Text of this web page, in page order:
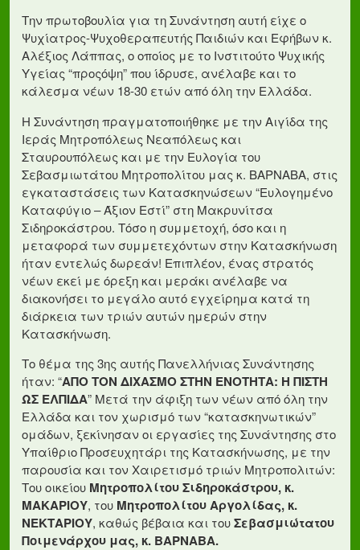
Την πρωτοβουλία για τη Συνάντηση αυτή είχε ο
Ψυχίατρος-Ψυχοθεραπευτής Παιδιών και Εφήβων κ.
Αλέξιος Λάππας, ο οποίος με το Ινστιτούτο Ψυχικής
Υγείας “προςόψη” που ίδρυσε, ανέλαβε και το
κάλεσμα νέων 18-30 ετών από όλη την Ελλάδα.
Η Συνάντηση πραγματοποιήθηκε με την Αιγίδα της
Ιεράς Μητροπόλεως Νεαπόλεως και
Σταυρουπόλεως και με την Ευλογία του
Σεβασμιωτάτου Μητροπολίτου μας κ. ΒΑΡΝΑΒΑ, στις
εγκαταστάσεις των Κατασκηνώσεων “Ευλογημένο
Καταφύγιο – Άξιον Εστί” στη Μακρυνίτσα
Σιδηροκάστρου. Τόσο η συμμετοχή, όσο και η
μεταφορά των συμμετεχόντων στην Κατασκήνωση
ήταν εντελώς δωρεάν! Επιπλέον, ένας στρατός
νέων εκεί με όρεξη και μεράκι ανέλαβε να
διακονήσει το μεγάλο αυτό εγχείρημα κατά τη
διάρκεια των τριών αυτών ημερών στην
Κατασκήνωση.
Το θέμα της 3ης αυτής Πανελλήνιας Συνάντησης
ήταν: “ΑΠΟ ΤΟΝ ΔΙΧΑΣΜΟ ΣΤΗΝ ΕΝΟΤΗΤΑ: Η ΠΙΣΤΗ
ΩΣ ΕΛΠΙΔΑ” Μετά την άφιξη των νέων από όλη την
Ελλάδα και τον χωρισμό των “κατασκηνωτικών”
ομάδων, ξεκίνησαν οι εργασίες της Συνάντησης στο
Υπαίθριο Προσευχητάρι της Κατασκήνωσης, με την
παρουσία και τον Χαιρετισμό τριών Μητροπολιτών:
Του οικείου Μητροπολίτου Σιδηροκάστρου, κ.
ΜΑΚΑΡΙΟΥ, του Μητροπολίτου Αργολίδας, κ.
ΝΕΚΤΑΡΙΟΥ, καθώς βέβαια και τουΣεβασμιώτατου
Ποιμενάρχου μας, κ. ΒΑΡΝΑΒΑ.